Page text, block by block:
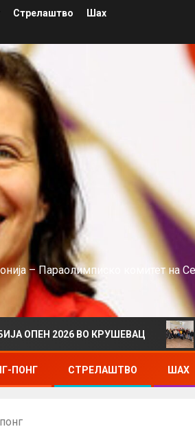
Стрелаштво
Шах
– Параолимписко комитет на
ВО КРУШЕВАЦ ДРЖАВНО
ПОНГ СТРЕЛАШТВО ШАХ